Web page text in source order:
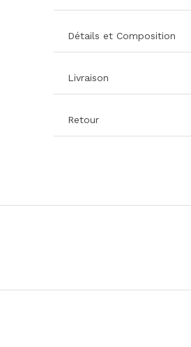
Détails et Composition
Livraison
Retour